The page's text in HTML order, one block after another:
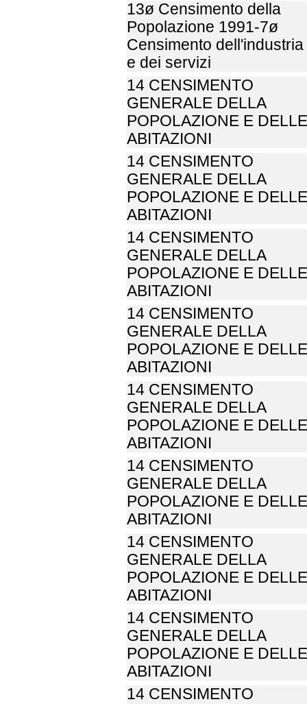
13ø Censimento della
Popolazione 1991-7ø
Censimento dell'industria
e dei servizi
14 CENSIMENTO
GENERALE DELLA
POPOLAZIONE E DELLE
ABITAZIONI
14 CENSIMENTO
GENERALE DELLA
POPOLAZIONE E DELLE
ABITAZIONI
14 CENSIMENTO
GENERALE DELLA
POPOLAZIONE E DELLE
ABITAZIONI
14 CENSIMENTO
GENERALE DELLA
POPOLAZIONE E DELLE
ABITAZIONI
14 CENSIMENTO
GENERALE DELLA
POPOLAZIONE E DELLE
ABITAZIONI
14 CENSIMENTO
GENERALE DELLA
POPOLAZIONE E DELLE
ABITAZIONI
14 CENSIMENTO
GENERALE DELLA
POPOLAZIONE E DELLE
ABITAZIONI
14 CENSIMENTO
GENERALE DELLA
POPOLAZIONE E DELLE
ABITAZIONI
14 CENSIMENTO